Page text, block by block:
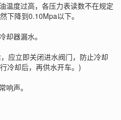
度过高，各压力表读数不在规定
下降到0.10Mpa以下。
器漏水。
立即关闭进水阀门，防止冷却
冷却后，再供水开车。)
声。